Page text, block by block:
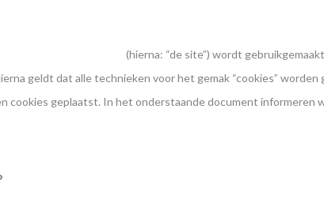
(hierna: “de site”) wordt
geldt dat alle technieken voor het gemak “cookies” worden
cookies geplaatst. In het onderstaande document informeren